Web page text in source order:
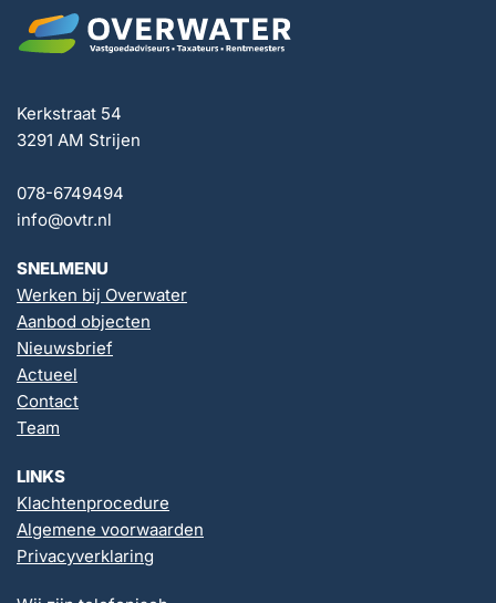
Kerkstraat 54
3291 AM Strijen
078-6749494
info@ovtr.nl
SNELMENU
Werken bij Overwater
Aanbod objecten
Nieuwsbrief
Actueel
Contact
Team
LINKS
Klachtenprocedure
Algemene voorwaarden
Privacyverklaring